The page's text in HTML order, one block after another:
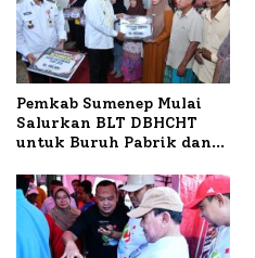
Pemkab Sumenep Mulai
Salurkan BLT DBHCHT
untuk Buruh Pabrik dan